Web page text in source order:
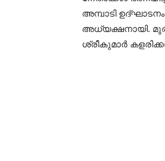
അമ്പാടി
അധ്യക്ഷനായി.
ശ്രീകുമാര്‍